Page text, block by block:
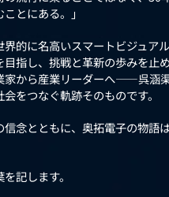
とにある。」
的に名高いスマートビジュア
目指し、挑戦と革新の歩みを止
家から産業リーダーへ――呉涵渠
をつなぐ軌跡そのものです。
念とともに、奥拓電子の物語
記します。